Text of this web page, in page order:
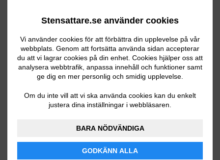
Stensattare.se använder cookies
Vi använder cookies för att förbättra din upplevelse på vår
webbplats. Genom att fortsätta använda sidan accepterar
du att vi lagrar cookies på din enhet. Cookies hjälper oss att
analysera webbtrafik, anpassa innehåll och funktioner samt
ge dig en mer personlig och smidig upplevelse.
Om du inte vill att vi ska använda cookies kan du enkelt
justera dina inställningar i webbläsaren.
BARA NÖDVÄNDIGA
GODKÄNN ALLA
Din e-postadress
Ditt telefonnummer
använder mina personuppgifter enligt